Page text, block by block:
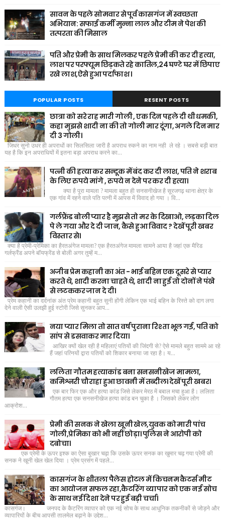
सावन के पहले सोमवार से पूर्व कासगंज में स्वच्छता
अभियान: सफाई कर्मी मुन्ना लाल और टीम ने पेश की
तत्परता की मिसाल
पति और प्रेमी के साथ मिलकर पहले प्रेमी की कर दी हत्या,
लाश पर परफ्यूम छिड़कते रहे कातिल,24 घण्टे घर में छिपाए
रखे लाश,ऐसे हुआ पर्दाफाश ।
POPULAR POSTS RESENT POSTS
छात्रा को सरे राह मारी गोली , एक दिन पहले दी थी धमकी,
कहा मुझसे शादी ना की तो गोली मार दूंगा, अगले दिन मार
दी 3 गोली।
जिधर सुनो उधर ही अपराधों का सिलसिला जारी है अपराध रुकने का नाम नही ले रहे । सबसे बड़ी बात
यह है कि इन अपराधियों में इतना बड़ा अपराध करने का...
पत्नी की हत्या कर सन्दूक में बंद कर दी लाश, पति ने शराब
के लिए रुपये मांगे , रुपये न देने पर कर दी हत्या।
क्या है पूरा मामला ? मामला बहुत ही सनसनीखेज है सूरजगढ़ थाना क्षेत्र के
एक गांव में रहने वाले पति पत्नी में आपस में विवाद हो गया । वि...
गर्लफ्रैंड बोली प्यार है मुझसे तो मर के दिखाओ, लड़का दिल
पे ले गया और दे दी जान, कैसे हुआ विवाद ? देखें पूरी खबर
विस्तार से।
क्या है प्रेमी-प्रेमिका का हैरतअंगेज मामला? एक हैरतअंगेज मामला सामने आया है जहां एक मैरिड
गर्लफ्रैंड अपने बॉयफ्रेंड से बोली अगर तुम्हें म...
अजीब प्रेम कहानी का अंत - भाई बहिन एक दूसरे से प्यार
करते थे, शादी करना चाहते थे, शादी ना हुई तो दोनों ने पंखे
से लटककर जान दे दी।
प्रेम कहानी का दर्दनांक अंत प्रेम कहानी बहुत सुनी होंगी लेकिन एक भाई बहिन के रिस्ते को दाग लगा
देने वाली ऐसी उलझी हुई स्टोरी जिसे सुनकर आप...
नया प्यार मिला तो सात वर्ष पुराना रिश्ता भूल गई, पति को
सांप से डसवाकर मार दिया।
आखिर क्यों खेल रही है महिलाएं पतियों की जिंदगी से? ऐसे मामले बहुत साममे आ रहे
हैं जहां पत्नियों द्वारा पतियों को शिकार बनाया जा रहा है। य...
ललिता गौतम हत्याकांड बना सनसनीखेज मामला,
कमिश्नरी चौराहा हुआ छावनी में तब्दील। देखें पूरी खबर।
एक बार फिर एक और हत्या कांड जिसे लेकर मेरठ में बबाल मचा हुआ है। ललिता
गौतम हत्या एक सनसनीखेज हत्या कांड बन चुका है । जिसको लेकर लोग
आक्रोश...
प्रेमी की सनक ने खेला खूनी खेल,युवक को मारी पांच
गोली,प्रेमिका को भी नहीं छोड़ा। पुलिस ने आरोपी को
दबोचा।
एक प्रेमी के ऊपर इश्क का ऐसा बुखार चढ़ा कि उसके ऊपर सनक का खुमार चढ़ गया प्रेमी की
सनक ने खूनी खेल खेल दिया । प्रेम प्रसंग में पहले...
कासगंज के शीतला पैलेस होटल में किचनम कैटर्स मीट
का आयोजन सफल रहा,कैटरिंग व्यापार को एक नई सोच
के साथ नई दिशा देने पर हुई बड़ी चर्चा।
कासगंज। जनपद के कैटरिंग व्यापार को एक नई सोच के साथ आधुनिक तकनीकों से जोड़ने और
व्यापारियों के बीच आपसी तालमेल बढ़ाने के उद्देश...